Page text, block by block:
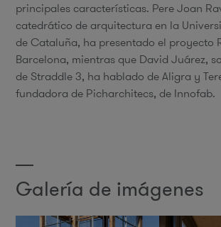
principales características. Pere Joan
catedrático de arquitectura en la
de Cataluña, ha presentado el proyecto
Barcelona, mientras que David Juárez,
de Straddle 3, ha hablado de Aligra y
fundadora de Picharchitecs, de Innofab.
Galería de imágenes